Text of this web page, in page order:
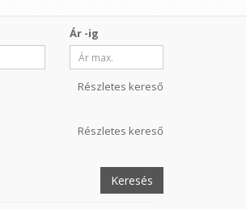
Ár -ig
Részletes kereső
Részletes kereső
Keresés